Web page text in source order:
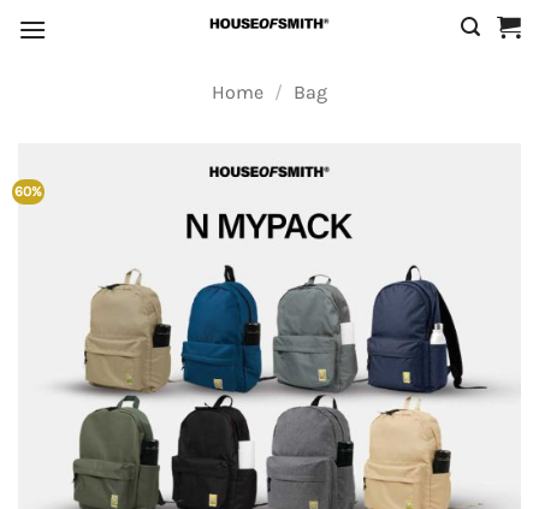
Home / Bag
60%